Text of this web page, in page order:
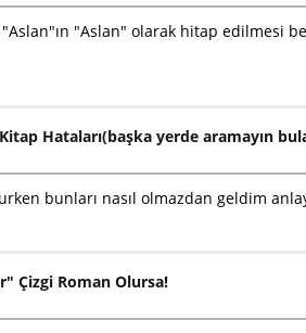
"Aslan" olarak hitap edilmesi
Hataları(başka yerde aramayın
bunları nasıl olmazdan geldim
Çizgi Roman Olursa!